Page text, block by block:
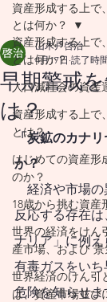
株式市
計に生
タイル
す。
思い描
を実現
は、そ
相当の
ます。
する支
将来に
資産形成する上で
とは何か？
人口減社会の資産
資産形成する上で
とは？
はじめての資産形
のか？
18歳から挑む資産
世界の経済をけん
産市場、および
世界経済のけん引
は、資産市場並
資産形成する上で
とは何か？
早期警戒
は？
山木戸啓治
4月17日 読了時
「炭鉱のカナ
か？
経済や市場
反応する存在
ナリア」に例
有毒ガスをい
危険を知らせま